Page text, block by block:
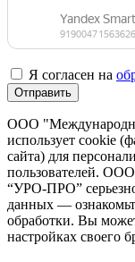
Я согласен на
Отправить
ООО
использует cookie
сайта) для
пользователей.
“УРО-ПРО”
данных —
обработки. Вы
настройках своего